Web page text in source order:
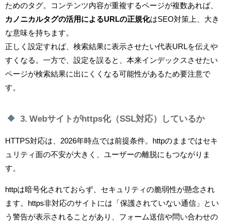
ためのタグ。コンテンツ内容が重複するページが複数あれば、
カノニカルタグの活用によるURLの正規化はSEO対策上、大き
な意味を持ちます。
正しく設定すれば、検索結果に表示させたい代表URLを伝えや
すくなる。一方で、設定を誤ると、本来インデックスさせたい
ページが検索結果に出にくくなる可能性があるため要注意で
す。
3. Webサイトがhttps化（SSL対応）しているか
HTTPS対応は、2026年時点では前提条件。httpのままではセキ
ュリティ面の不安が大きく、ユーザーの離脱にもつながりま
す。
httpは暗号化されておらず、セキュリティの脆弱性が懸念され
ます。https非対応のサイトには「保護されていない通信」とい
う警告が表示されることがあり、フォーム送信や問い合わせの